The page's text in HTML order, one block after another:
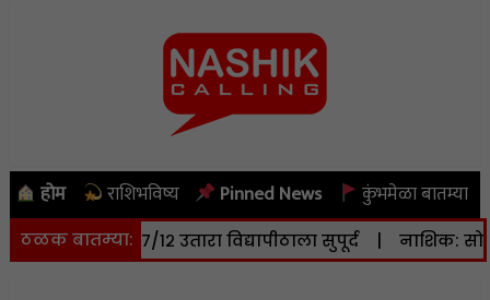
होम राशिभविष्य Pinned News कुंभमेळा बातम्या
ठळक बातम्या:
७/१२ उतारा विद्यापीठाला सुपूर्द | नाशिक: सोमवारी